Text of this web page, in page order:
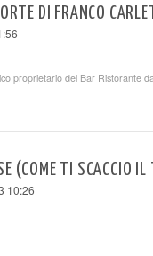
DI FRANCO
proprietario del Bar Ristorante
(COME TI SCACCIO
10:26